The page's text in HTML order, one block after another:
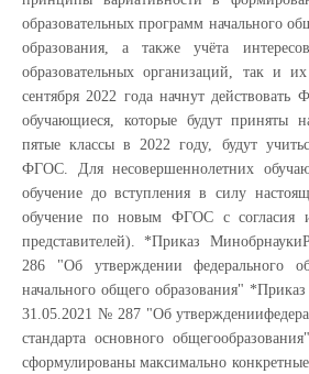
образовательных программ начального
образования, а также учёта
образовательных организаций, так и
сентября 2022 года начнут
обучающиеся, которые будут приняты
пятые классы в 2022 году, будут
ФГОС. Для несовершеннолетних
обучение до вступления в силу
обучение по новым ФГОС с согласия
представителей). *Приказ
286 "Об утверждении федерального
начального общего образования"
31.05.2021 № 287 "Об
стандарта основного
сформулированы максимально